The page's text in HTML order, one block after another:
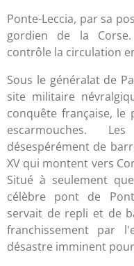
Ponte-Leccia, par sa
gordien de la
contrôle la circulation
Sous le généralat de
site militaire
conquête française,
escarmouches.
désespérément de
XV qui montent vers
Situé à seulement
célèbre pont de
servait de repli et de
franchissement par
désastre imminent